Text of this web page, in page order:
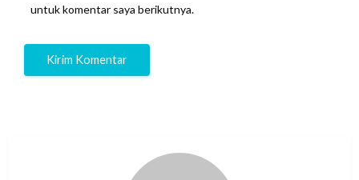
untuk komentar saya berikutnya.